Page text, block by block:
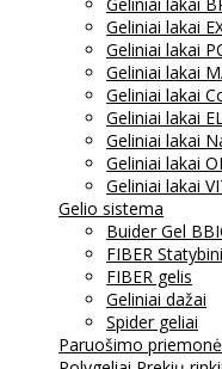
Geliniai lakai
Geliniai lakai
Geliniai lakai
Geliniai lakai
Geliniai lakai
Geliniai lakai
Geliniai lakai
Geliniai lakai
Gelio sistema
Buider Gel
FIBER
FIBER gelis
Geliniai dažai
Spider geliai
Paruošimo